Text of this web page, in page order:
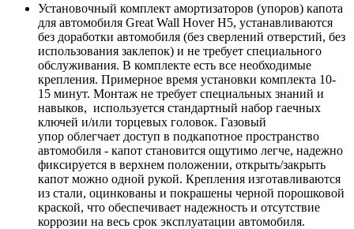
Установочный комплект амортизаторов (упоров) капота
для автомобиля Great Wall Hover H5, устанавливаются
без доработки автомобиля (без сверлений отверстий, без
использования заклепок) и не требует специального
обслуживания. В комплекте есть все необходимые
крепления. Примерное время установки комплекта 10-
15 минут. Монтаж не требует специальных знаний и
навыков, используется стандартный набор гаечных
ключей и/или торцевых головок. Газовый
упор облегчает доступ в подкапотное пространство
автомобиля - капот становится ощутимо легче, надежно
фиксируется в верхнем положении, открыть/закрыть
капот можно одной рукой. Крепления изготавливаются
из стали, оцинкованы и покрашены черной порошковой
краской, что обеспечивает надежность и отсутствие
коррозии на весь срок эксплуатации автомобиля.